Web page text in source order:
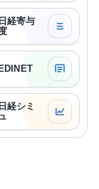
日経寄与
EDINET
日経シミ
ュ